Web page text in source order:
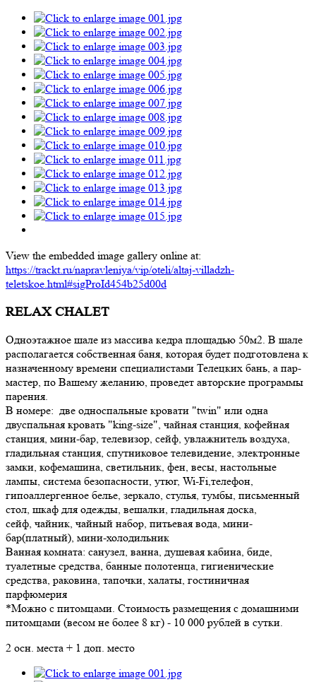
View the embedded image gallery online at:
https://trackt.ru/napravleniya/vip/oteli/altaj-villadzh-
teletskoe.html#sigProId454b25d00d
RELAX CHALET
Одноэтажное шале из массива кедра площадью 50м2. В шале
располагается собственная баня, которая будет подготовлена к
назначенному времени специалистами Телецких бань, а пар-
мастер, по Вашему желанию, проведет авторские программы
парения.
В номере: две односпальные кровати "twin" или одна
двуспальная кровать "king-size", чайная станция, кофейная
станция, мини-бар, телевизор, сейф, увлажнитель воздуха,
гладильная станция, спутниковое телевидение, электронные
замки, кофемашина, светильник, фен, весы, настольные
лампы, система безопасности, утюг, Wi-Fi,телефон,
гипоаллергенное белье, зеркало, стулья, тумбы, письменный
стол, шкаф для одежды, вешалки, гладильная доска,
сейф, чайник, чайный набор, питьевая вода, мини-
бар(платный), мини-холодильник
Ванная комната: санузел, ванна, душевая кабина, биде,
туалетные средства, банные полотенца, гигиенические
средства, раковина, тапочки, халаты, гостиничная
парфюмерия
*Можно с питомцами. Стоимость размещения с домашними
питомцами (весом не более 8 кг) - 10 000 рублей в сутки.
2 осн. места + 1 доп. место